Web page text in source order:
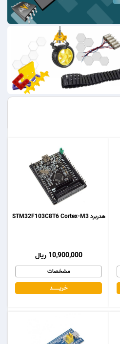
هدربرد STM32F103C8T6 Cortex-M3
10,900,000 ریال
مشخصات
خریـــــــد